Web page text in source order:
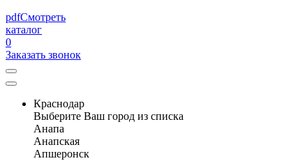
pdfСмотреть
каталог
0
Заказать звонок
Краснодар
Выберите Ваш город из списка
Анапа
Анапская
Апшеронск